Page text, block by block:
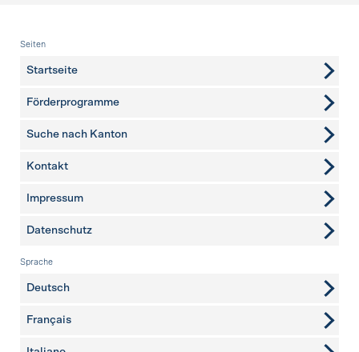
Fusszeile
Seiten
Startseite
Förderprogramme
Suche nach Kanton
weitere Seiten
Kontakt
Impressum
Datenschutz
Sprache
Deutsch
Français